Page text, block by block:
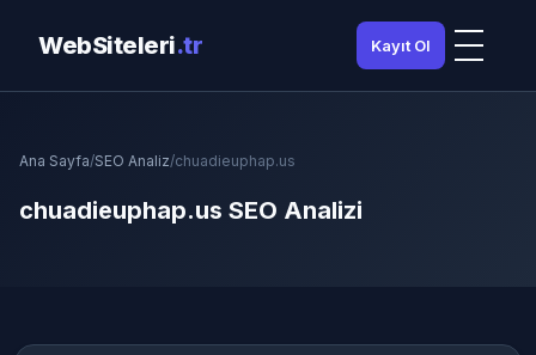
WebSiteleri.tr Kayıt Ol
Ana Sayfa/SEO Analiz/chuadieuphap.us
chuadieuphap.us SEO Analizi